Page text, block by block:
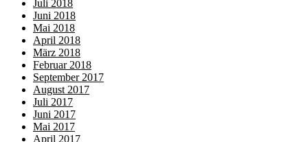
Juli 2018
Juni 2018
Mai 2018
April 2018
März 2018
Februar 2018
September 2017
August 2017
Juli 2017
Juni 2017
Mai 2017
April 2017